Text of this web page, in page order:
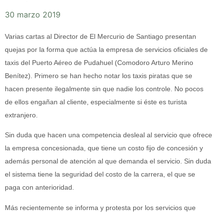
30 marzo 2019
Varias cartas al Director de El Mercurio de Santiago presentan
quejas por la forma que actúa la empresa de servicios oficiales de
taxis del Puerto Aéreo de Pudahuel (Comodoro Arturo Merino
Benítez). Primero se han hecho notar los taxis piratas que se
hacen presente ilegalmente sin que nadie los controle. No pocos
de ellos engañan al cliente, especialmente si éste es turista
extranjero.
Sin duda que hacen una competencia desleal al servicio que ofrece
la empresa concesionada, que tiene un costo fijo de concesión y
además personal de atención al que demanda el servicio. Sin duda
el sistema tiene la seguridad del costo de la carrera, el que se
paga con anterioridad.
Más recientemente se informa y protesta por los servicios que